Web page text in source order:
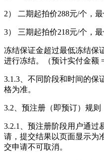
2） 二期起拍价288元/个，
3） 三期起拍价218元/个，
冻结保证金超过最低冻结保
进行冻结。（预计实付金额
3.1.3、不同阶段和时间的保
格为准。
3.2、预注册（即预订）规则
3.2.1、预注册阶段用户通过
请，提交结果以页面显示为
交申请不可取消。